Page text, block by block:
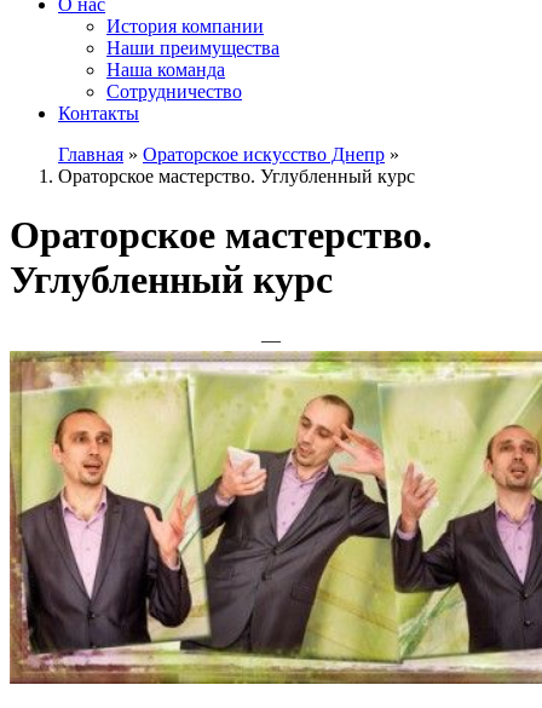
О нас
История компании
Наши преимущества
Наша команда
Сотрудничество
Контакты
Главная » Ораторское искусство Днепр »
Ораторское мастерство. Углубленный курс
Ораторское мастерство.
Углубленный курс
—